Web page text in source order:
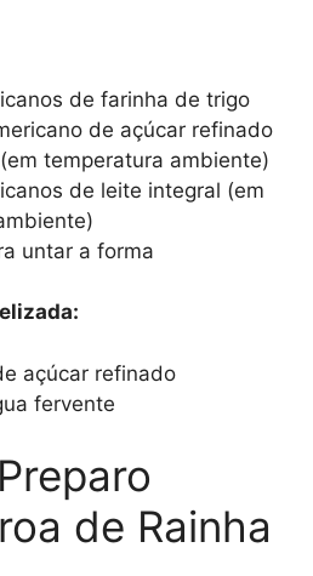
de farinha de trigo
de açúcar refinado
temperatura ambiente)
de leite integral (em
untar a forma
açúcar refinado
fervente
de Rainha